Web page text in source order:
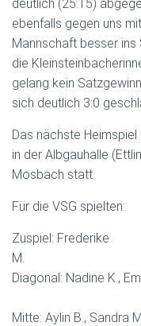
deutlich (25:15)
ebenfalls gegen uns
Mannschaft besser ins
die
gelang kein
sich deutlich 3:0
Das nächste
in der Albgauhalle
Mosbach statt.
Für die VSG spielten:
Zuspiel: Frederike
Diagonal:
Mitte: Aylin B.,